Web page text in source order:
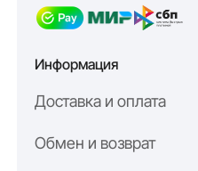
Честный 1 год гарантии
? Оформите заказ прямо
производитель.
Информация
Доставка и оплата
Обмен и возврат